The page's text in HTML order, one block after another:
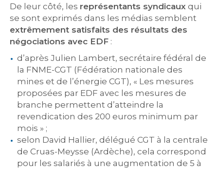
De leur côté, les représentants syndicaux qui
se sont exprimés dans les médias semblent
extrêmement satisfaits des résultats des
négociations avec EDF :
d’après Julien Lambert, secrétaire fédéral de
la FNME-CGT (Fédération nationale des
mines et de l’énergie CGT), « Les mesures
proposées par EDF avec les mesures de
branche permettent d’atteindre la
revendication des 200 euros minimum par
mois » ;
selon David Hallier, délégué CGT à la centrale
de Cruas-Meysse (Ardèche), cela correspond
pour les salariés à une augmentation de 5 à